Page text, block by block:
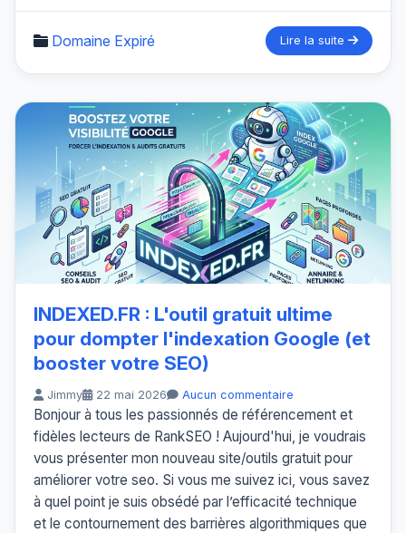
Domaine Expiré Lire la suite
INDEXED.FR : L'outil gratuit ultime
pour dompter l'indexation Google (et
booster votre SEO)
Jimmy 22 mai 2026 Aucun commentaire
Bonjour à tous les passionnés de référencement et
fidèles lecteurs de RankSEO ! Aujourd'hui, je voudrais
vous présenter mon nouveau site/outils gratuit pour
améliorer votre seo. Si vous me suivez ici, vous savez
à quel point je suis obsédé par l’efficacité technique
et le contournement des barrières algorithmiques que